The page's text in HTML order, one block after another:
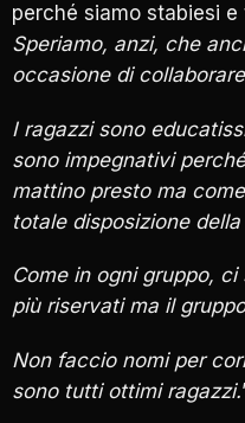
perché siamo stabiesi
Speriamo, anzi, che
occasione di
I ragazzi sono
sono impegnativi
mattino presto ma
totale disposizione
Come in ogni gruppo,
più riservati ma il
Non faccio nomi per
sono tutti ottimi ragazzi.